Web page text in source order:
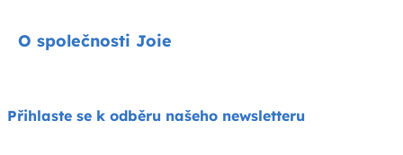
Kočárky
Houpátka a lehátka
O společnosti Joie
O nás
Přihlaste se k odběru našeho newsletteru